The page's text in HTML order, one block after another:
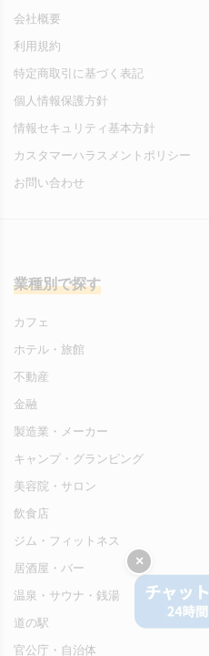
会社概要
利用規約
特定商取引に基づく表記
個人情報保護方針
情報セキュリティ基本方針
カスタマーハラスメントポリシー
お問い合わせ
業種別で探す
カフェ
ホテル・旅館
不動産
金融
製造業・メーカー
キャンプ・グランピング
美容院・サロン
飲食店
ジム・フィットネス
居酒屋・バー
温泉・サウナ・銭湯
道の駅
官公庁・自治体
×